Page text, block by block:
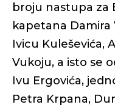
broju nastupa za
kapetana Damira
Ivicu Kuleševića,
Vukoju, a isto se
Ivu Ergovića,
Petra Krpana,